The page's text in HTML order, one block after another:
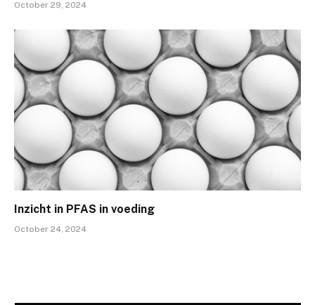
October 29, 2024
Inzicht in PFAS in voeding
October 24, 2024